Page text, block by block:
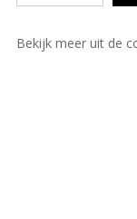
Bekijk meer uit de